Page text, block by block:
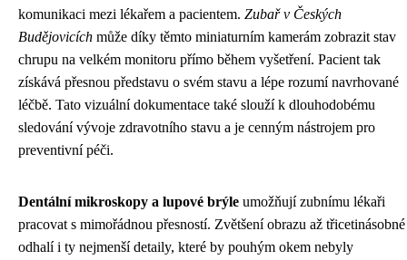
komunikaci mezi lékařem a pacientem. Zubař v Českých
Budějovicích může díky těmto miniaturním kamerám zobrazit stav
chrupu na velkém monitoru přímo během vyšetření. Pacient tak
získává přesnou představu o svém stavu a lépe rozumí navrhované
léčbě. Tato vizuální dokumentace také slouží k dlouhodobému
sledování vývoje zdravotního stavu a je cenným nástrojem pro
preventivní péči.
Dentální mikroskopy a lupové brýle umožňují zubnímu lékaři
pracovat s mimořádnou přesností. Zvětšení obrazu až třicetinásobné
odhalí i ty nejmenší detaily, které by pouhým okem nebyly